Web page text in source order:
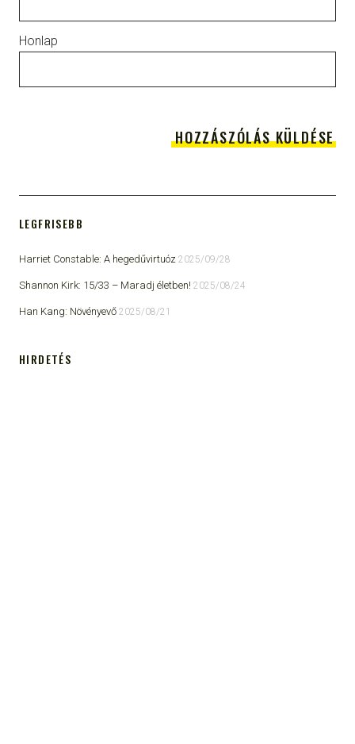
Honlap
LEGFRISEBB
Harriet Constable: A hegedűvirtuóz 2025/09/28
Shannon Kirk: 15/33 ​– Maradj életben! 2025/08/24
Han Kang: Növényevő 2025/08/21
HIRDETÉS